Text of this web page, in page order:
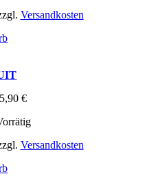
Versandkosten
5,90 €
Versandkosten